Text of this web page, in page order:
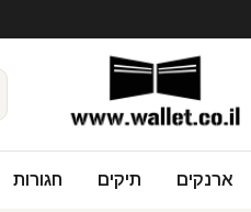
ארנקים תיקים חגורות